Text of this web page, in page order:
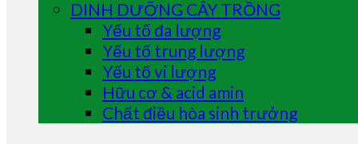
DINH DƯỠNG CÂY TRỒNG
Yếu tố đa lượng
Yếu tố trung lượng
Yếu tố vi lượng
Hữu cơ & acid amin
Chất điều hòa sinh trưởng